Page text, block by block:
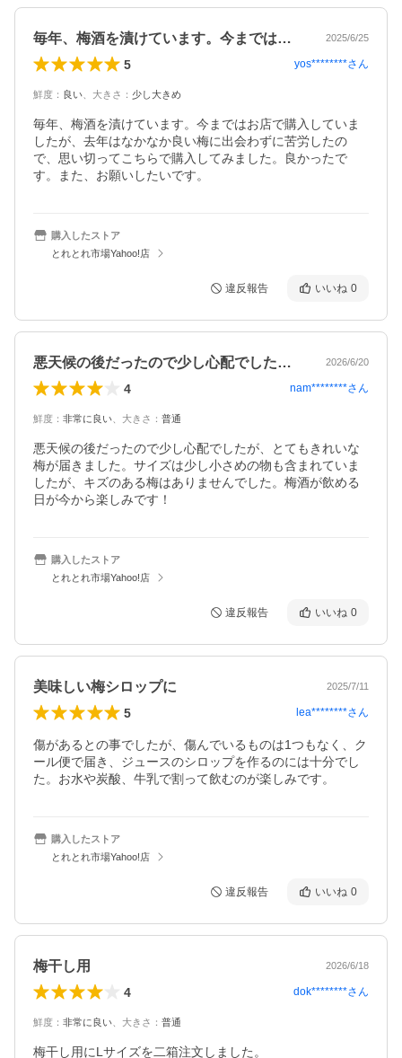
毎年、梅酒を漬けています。今まではお店… 2025/6/25
5 yos********さん
鮮度 ： 良い 大きさ ： 少し大きめ
毎年、梅酒を漬けています。今まではお店で購入していま
したが、去年はなかなか良い梅に出会わずに苦労したの
で、思い切ってこちらで購入してみました。良かったで
す。また、お願いしたいです。
購入したストア
とれとれ市場Yahoo!店
違反報告 いいね 0
悪天候の後だったので少し心配でしたが、… 2026/6/20
4 nam********さん
鮮度 ： 非常に良い 大きさ ： 普通
悪天候の後だったので少し心配でしたが、とてもきれいな
梅が届きました。サイズは少し小さめの物も含まれていま
したが、キズのある梅はありませんでした。梅酒が飲める
日が今から楽しみです！
購入したストア
とれとれ市場Yahoo!店
違反報告 いいね 0
美味しい梅シロップに 2025/7/11
5 lea********さん
傷があるとの事でしたが、傷んでいるものは1つもなく、ク
ール便で届き、ジュースのシロップを作るのには十分でし
た。お水や炭酸、牛乳で割って飲むのが楽しみです。
購入したストア
とれとれ市場Yahoo!店
違反報告 いいね 0
梅干し用 2026/6/18
4 dok********さん
鮮度 ： 非常に良い 大きさ ： 普通
梅干し用にLサイズを二箱注文しました。